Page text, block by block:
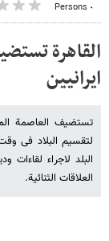
٠ Persons
القاهرة
ایرانیین
تستضیف العاصمة
لتقسیم البلاد فی
البلد لاجراء لقاءات
العلاقات الثنائیة.